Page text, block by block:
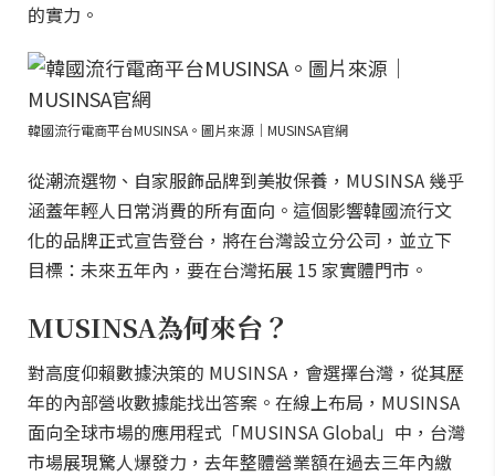
的實力。
韓國流行電商平台MUSINSA。圖片來源｜MUSINSA官網
從潮流選物、自家服飾品牌到美妝保養，MUSINSA 幾乎
涵蓋年輕人日常消費的所有面向。這個影響韓國流行文
化的品牌正式宣告登台，將在台灣設立分公司，並立下
目標：未來五年內，要在台灣拓展 15 家實體門市。
MUSINSA為何來台？
對高度仰賴數據決策的 MUSINSA，會選擇台灣，從其歷
年的內部營收數據能找出答案。在線上布局，MUSINSA
面向全球市場的應用程式「MUSINSA Global」中，台灣
市場展現驚人爆發力，去年整體營業額在過去三年內繳